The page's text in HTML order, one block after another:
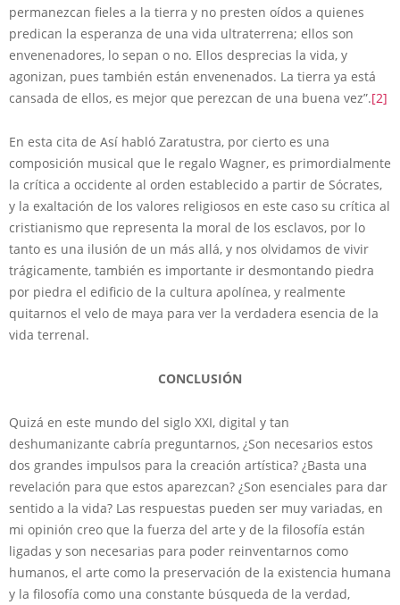
permanezcan fieles a la tierra y no presten oídos a quienes
predican la esperanza de una vida ultraterrena; ellos son
envenenadores, lo sepan o no. Ellos desprecias la vida, y
agonizan, pues también están envenenados. La tierra ya está
cansada de ellos, es mejor que perezcan de una buena vez”.[2]
En esta cita de Así habló Zaratustra, por cierto es una
composición musical que le regalo Wagner, es primordialmente
la crítica a occidente al orden establecido a partir de Sócrates,
y la exaltación de los valores religiosos en este caso su crítica al
cristianismo que representa la moral de los esclavos, por lo
tanto es una ilusión de un más allá, y nos olvidamos de vivir
trágicamente, también es importante ir desmontando piedra
por piedra el edificio de la cultura apolínea, y realmente
quitarnos el velo de maya para ver la verdadera esencia de la
vida terrenal.
CONCLUSIÓN
Quizá en este mundo del siglo XXI, digital y tan
deshumanizante cabría preguntarnos, ¿Son necesarios estos
dos grandes impulsos para la creación artística? ¿Basta una
revelación para que estos aparezcan? ¿Son esenciales para dar
sentido a la vida? Las respuestas pueden ser muy variadas, en
mi opinión creo que la fuerza del arte y de la filosofía están
ligadas y son necesarias para poder reinventarnos como
humanos, el arte como la preservación de la existencia humana
y la filosofía como una constante búsqueda de la verdad,